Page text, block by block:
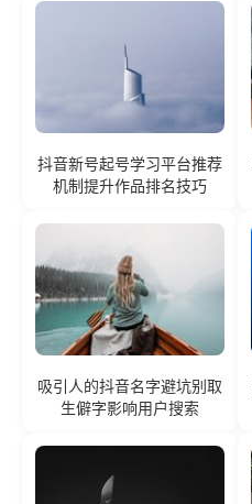
抖音新号起号学习平台推荐
机制提升作品排名技巧
吸引人的抖音名字避坑别取
生僻字影响用户搜索